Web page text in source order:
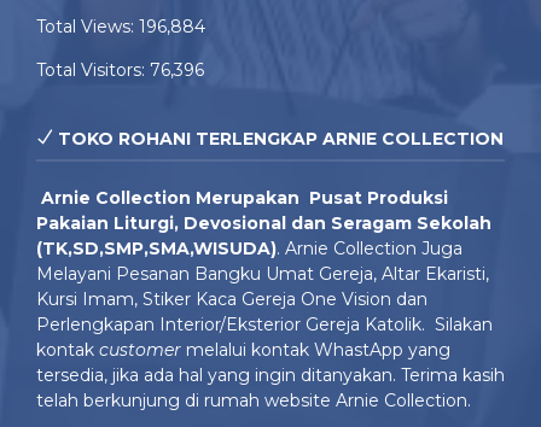
Total Views: 196,884
Total Visitors: 76,396
TOKO ROHANI TERLENGKAP ARNIE COLLECTION
Arnie Collection Merupakan Pusat Produksi
Pakaian Liturgi, Devosional dan Seragam Sekolah
(TK,SD,SMP,SMA,WISUDA). Arnie Collection Juga
Melayani Pesanan Bangku Umat Gereja, Altar Ekaristi,
Kursi Imam, Stiker Kaca Gereja One Vision dan
Perlengkapan Interior/Eksterior Gereja Katolik. Silakan
kontak customer melalui kontak WhastApp yang
tersedia, jika ada hal yang ingin ditanyakan. Terima kasih
telah berkunjung di rumah website Arnie Collection.